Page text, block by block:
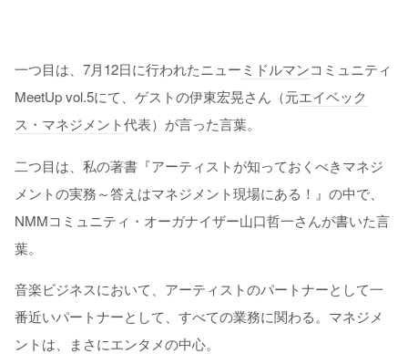
一つ目は、7月12日に行われたニューミドルマンコミュニティ
MeetUp vol.5にて、ゲストの伊東宏晃さん（元エイベック
ス・マネジメント代表）が言った言葉。
二つ目は、私の著書『アーティストが知っておくべきマネジ
メントの実務～答えはマネジメント現場にある！』の中で、
NMMコミュニティ・オーガナイザー山口哲一さんが書いた言
葉。
音楽ビジネスにおいて、アーティストのパートナーとして一
番近いパートナーとして、すべての業務に関わる。マネジメ
ントは、まさにエンタメの中心。